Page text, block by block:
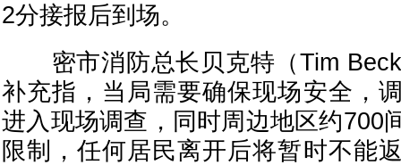
2分接报后到场。
密市消防总长贝克特（Tim
补充指，当局需要确保现场安全，
进入现场调查，同时周边地区约700
限制，任何居民离开后将暂时不能